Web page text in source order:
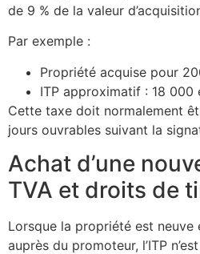
de 9 % de la valeur
Par exemple :
Propriété acquise pour
ITP approximatif : 18 000
Cette taxe doit normalement
jours ouvrables suivant la
Achat d’une
TVA et droits de
Lorsque la propriété est
auprès du promoteur, l’ITP